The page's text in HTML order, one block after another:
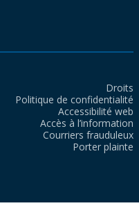
Droits
Politique de confidentialité
Accessibilité web
Accès à l’information
Courriers frauduleux
Porter plainte